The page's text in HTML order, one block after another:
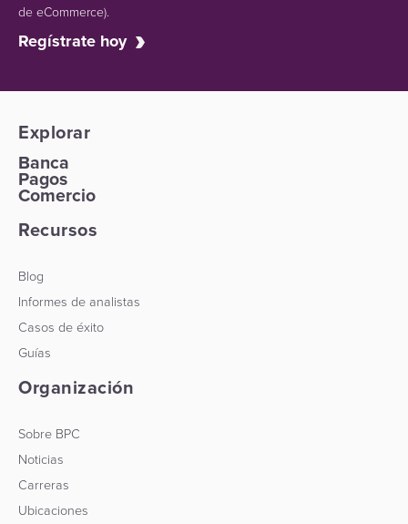
de eCommerce).
Regístrate hoy
Explorar
Banca
Pagos
Comercio
Recursos
Blog
Informes de analistas
Casos de éxito
Guías
Organización
Sobre BPC
Noticias
Carreras
Ubicaciones